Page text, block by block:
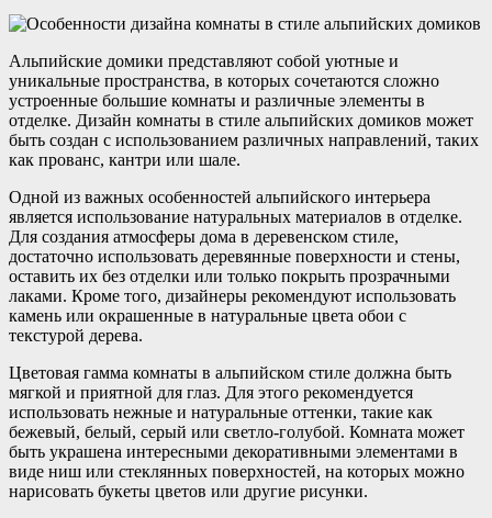
Альпийские домики представляют собой уютные и
уникальные пространства, в которых сочетаются сложно
устроенные большие комнаты и различные элементы в
отделке. Дизайн комнаты в стиле альпийских домиков может
быть создан с использованием различных направлений, таких
как прованс, кантри или шале.
Одной из важных особенностей альпийского интерьера
является использование натуральных материалов в отделке.
Для создания атмосферы дома в деревенском стиле,
достаточно использовать деревянные поверхности и стены,
оставить их без отделки или только покрыть прозрачными
лаками. Кроме того, дизайнеры рекомендуют использовать
камень или окрашенные в натуральные цвета обои с
текстурой дерева.
Цветовая гамма комнаты в альпийском стиле должна быть
мягкой и приятной для глаз. Для этого рекомендуется
использовать нежные и натуральные оттенки, такие как
бежевый, белый, серый или светло-голубой. Комната может
быть украшена интересными декоративными элементами в
виде ниш или стеклянных поверхностей, на которых можно
нарисовать букеты цветов или другие рисунки.